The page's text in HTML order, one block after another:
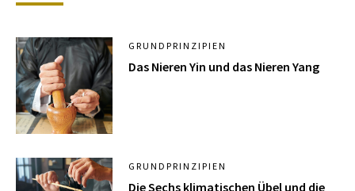
GRUNDPRINZIPIEN
Das Nieren Yin und das Nieren Yang
GRUNDPRINZIPIEN
Die Sechs klimatischen Übel und die